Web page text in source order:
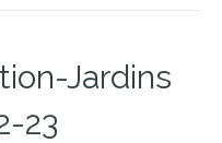
Jardins
23